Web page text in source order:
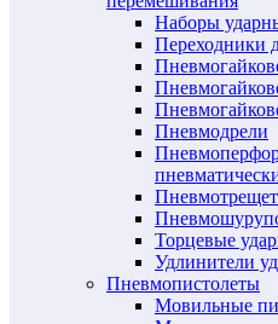
Наборы
Переходники
Пневмодрели
Торцевые
Удлинители
Пневмопистолеты
Мовильные